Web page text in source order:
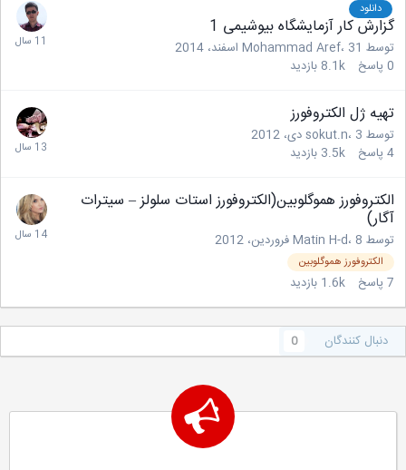
دانلود
گزارش کار آزمایشگاه بیوشیمی 1
توسط Mohammad Aref ،31 اسفند، 2014
0پاسخ 8.1k بازدید
تهیه ژل الکتروفورز
توسط sokut.n ،3 دی، 2012
4پاسخ 3.5k بازدید
الکتروفورز هموگلوبین(الکتروفورز استات سلولز – سیترات
آگار)
توسط Matin H-d ،8 فروردین، 2012
الکتروفورز هموگلوبین
7پاسخ 1.6k بازدید
دنبال کنندگان 0